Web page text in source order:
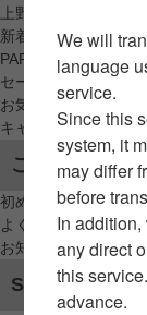
上野
新着アイテムから探
PARCO限定アイテム
セールアイテムから
お気に入りから探す
キャンペーン/クー
ご利用案内
初めてのお客様へ
よくあるご質問 / お
お知らせ
SNSアカウント
We will
language
service.
Since this
system, it
may differ
before
In
any direct
this
advance.